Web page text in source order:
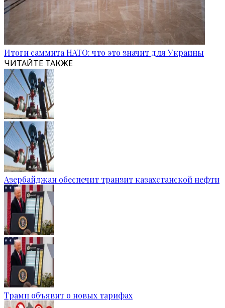
Итоги саммита НАТО: что это значит для Украины
ЧИТАЙТЕ ТАКЖЕ
Азербайджан обеспечит транзит казахстанской нефти
Трамп объявит о новых тарифах